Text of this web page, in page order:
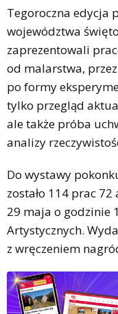
Tegoroczna edycja
województwa
zaprezentowali
od malarstwa,
po formy
tylko przegląd
ale także próba
analizy
Do wystawy
zostało 114 prac
29 maja o godzinie
Artystycznych.
z wręczeniem